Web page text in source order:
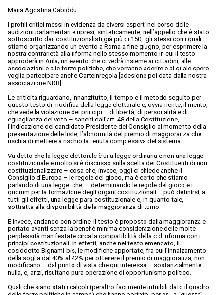
Maria Agostina Cabiddu
I profili critici messi in evidenza da diversi esperti nel corso delle
audizioni parlamentari e ripresi, sinteticamente, nell’appello che è stato
sottoscritto dai costituzionalisti,già più di 150, gli stessi con i quali
stiamo organizzando un evento a Roma a fine giugno, per esprimere la
nostra contrarietà alla riforma nello stesso momento in cui il testo
approderà in Aula; un evento che ci vedrà insieme ai cittadini, alle
associazioni e alle forze politiche, che vorranno aderire e al quale spero
voglia partecipare anche Carteinregola [adesione poi data dalla nostra
associazione NDR].
Le criticità riguardano, innanzitutto, il tempo e il metodo seguito per
questo testo di modifica della legge elettorale e, ovviamente, il merito,
che vede la violazione dei principi – di libertà, di personalità e di
eguaglianza del voto – sanciti dall’art. 48 della Costituzione,
l’indicazione del candidato Presidente del Consiglio al momento della
presentazione delle liste, l’abnormità del premio di maggioranza che
rischia di mettere a rischio la tenuta complessiva del sistema.
Va detto che la legge elettorale è una legge ordinaria e non una legge
costituzionale e molto si è discusso sulla scelta dei Costituenti di non
costituzionalizzare – cosa che, invece, oggi ci chiede anche il
Consiglio d’Europa – le regole del gioco, ma è certo che stiamo
parlando di una legge che, – determinando le regole del gioco e i
quorum per la formazione degli organi costituzionali – può definirsi, a
tutti gli effetti, una legge para-costituzionale e, in quanto tale,
sottratta alla disponibilità della maggioranza di turno.
E invece, andando con ordine: il testo è proposto dalla maggioranza e
portato avanti senza la benché minima considerazione delle molte
perplessità manifestate circa la compatibilità della c.d. riforma con i
principi costituzionali. In effetti, anche nel testo emendato, il
cosiddetto Bignami-bis, le modifiche apportate, fra cui l’innalzamento
della soglia dal 40% al 42% per ottenere il premio di maggioranza, non
modificano – dal punto di vista che qui interessa – sostanzialmente
nulla, e, anzi, risultano pura operazione di opportunismo politico.
Quali che siano stati i calcoli (peraltro facilmente intuibili dato il quadro